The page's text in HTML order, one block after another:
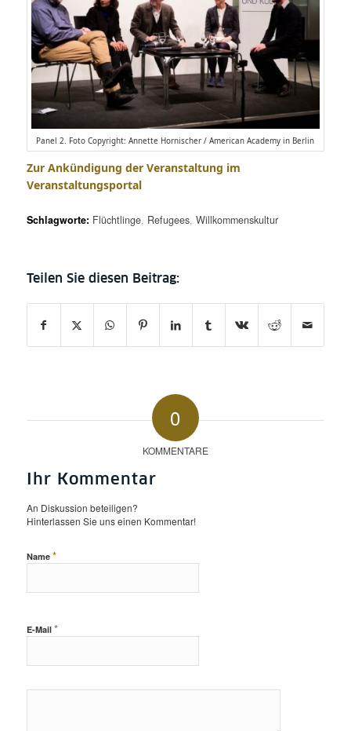
Panel 2. Foto Copyright: Annette Hornischer / American Academy in Berlin
Zur Ankündigung der Veranstaltung im
Veranstaltungsportal
Schlagworte: Flüchtlinge, Refugees, Willkommenskultur
0
KOMMENTARE
Ihr Kommentar
An Diskussion beteiligen?
Hinterlassen Sie uns einen Kommentar!
Name *
E-Mail *